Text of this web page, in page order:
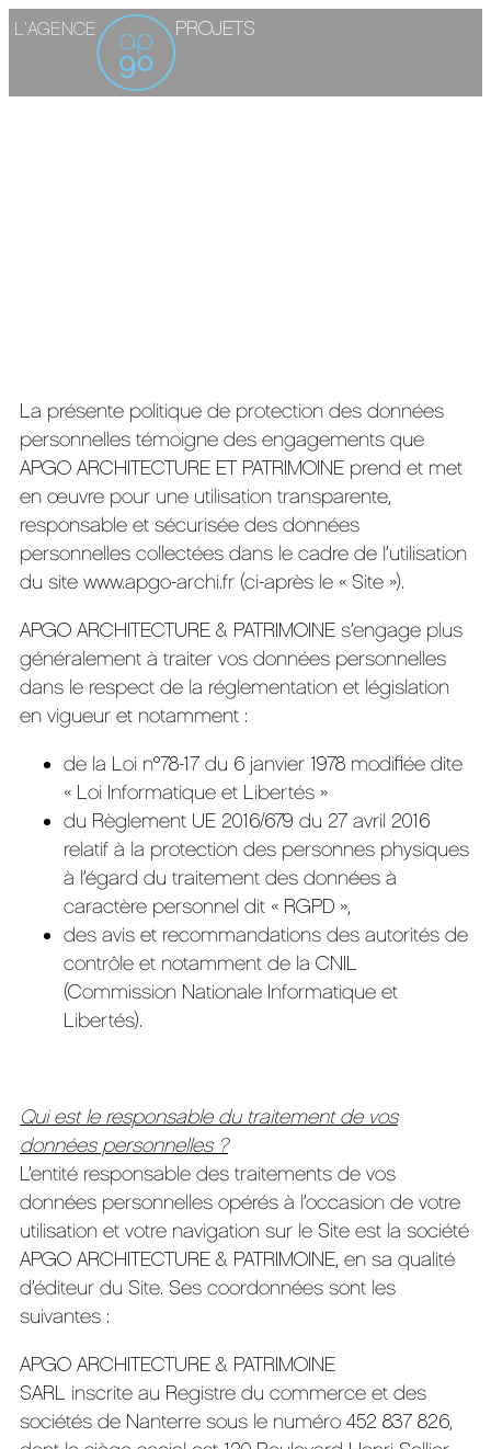
L'AGENCE PROJETS
La présente politique de protection des données
personnelles témoigne des engagements que
APGO ARCHITECTURE ET PATRIMOINE prend et met
en œuvre pour une utilisation transparente,
responsable et sécurisée des données
personnelles collectées dans le cadre de l’utilisation
du site www.apgo-archi.fr (ci-après le « Site »).
APGO ARCHITECTURE & PATRIMOINE s’engage plus
généralement à traiter vos données personnelles
dans le respect de la réglementation et législation
en vigueur et notamment :
de la Loi n°78-17 du 6 janvier 1978 modifiée dite
« Loi Informatique et Libertés »
du Règlement UE 2016/679 du 27 avril 2016
relatif à la protection des personnes physiques
à l’égard du traitement des données à
caractère personnel dit « RGPD »,
des avis et recommandations des autorités de
contrôle et notamment de la CNIL
(Commission Nationale Informatique et
Libertés).
Qui est le responsable du traitement de vos
données personnelles ?
L’entité responsable des traitements de vos
données personnelles opérés à l’occasion de votre
utilisation et votre navigation sur le Site est la société
APGO ARCHITECTURE & PATRIMOINE, en sa qualité
d’éditeur du Site. Ses coordonnées sont les
suivantes :
APGO ARCHITECTURE & PATRIMOINE
SARL inscrite au Registre du commerce et des
sociétés de Nanterre sous le numéro 452 837 826,